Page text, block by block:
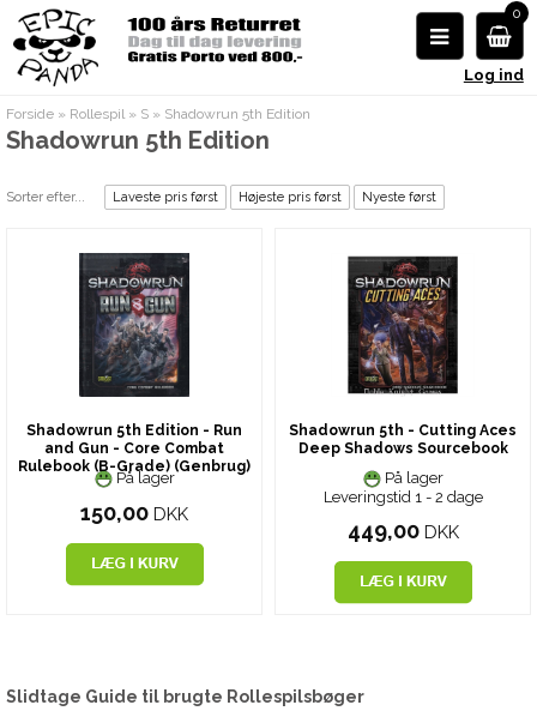
0
Log ind
Forside » Rollespil» S » Shadowrun 5th Edition
Shadowrun 5th Edition
Sorter efter... Laveste pris først Højeste pris først Nyeste først
Shadowrun 5th Edition - Run
and Gun - Core Combat
Rulebook (B-Grade) (Genbrug)
På lager
150,00 DKK
Shadowrun 5th - Cutting Aces
Deep Shadows Sourcebook
På lager
Leveringstid 1 - 2 dage
449,00 DKK
Slidtage Guide til brugte Rollespilsbøger